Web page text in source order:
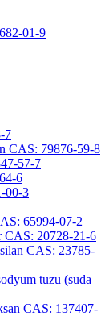
01-9
7
CAS: 79876-59-8
57-7
6
00-3
65994-07-2
CAS: 20728-21-6
CAS: 23785-
tuzu (suda
CAS: 137407-